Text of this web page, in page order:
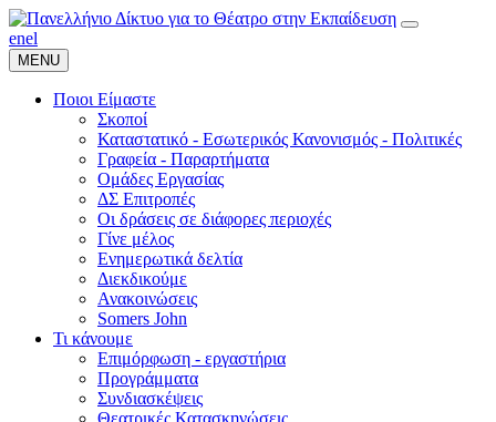
enel
MENU
Ποιοι Είμαστε
Σκοποί
Καταστατικό - Εσωτερικός Κανονισμός - Πολιτικές
Γραφεία - Παραρτήματα
Ομάδες Εργασίας
ΔΣ Επιτροπές
Οι δράσεις σε διάφορες περιοχές
Γίνε μέλος
Ενημερωτικά δελτία
Διεκδικούμε
Ανακοινώσεις
Somers John
Τι κάνουμε
Επιμόρφωση - εργαστήρια
Προγράμματα
Συνδιασκέψεις
Θεατρικές Κατασκηνώσεις